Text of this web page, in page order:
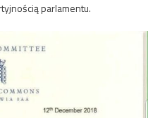
parlamentu.